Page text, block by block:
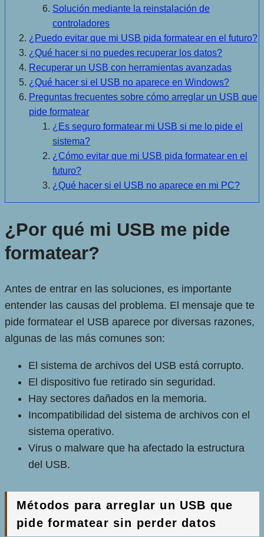
Solución mediante la reinstalación de
controladores
¿Puedo evitar que mi USB pida formatear en el futuro?
¿Qué hacer si no puedes recuperar los datos?
Recuperar un USB con herramientas avanzadas
¿Qué hacer si el USB no aparece en Windows?
Preguntas frecuentes sobre cómo arreglar un USB que
pide formatear
¿Es seguro formatear mi USB si me lo pide el
sistema?
¿Cómo evitar que mi USB pida formatear en el
futuro?
¿Qué hacer si el USB no aparece en mi PC?
¿Por qué mi USB me pide
formatear?
Antes de entrar en las soluciones, es importante
entender las causas del problema. El mensaje que te
pide formatear el USB aparece por diversas razones,
algunas de las más comunes son:
El sistema de archivos del USB está corrupto.
El dispositivo fue retirado sin seguridad.
Hay sectores dañados en la memoria.
Incompatibilidad del sistema de archivos con el
sistema operativo.
Virus o malware que ha afectado la estructura
del USB.
Métodos para arreglar un USB que
pide formatear sin perder datos